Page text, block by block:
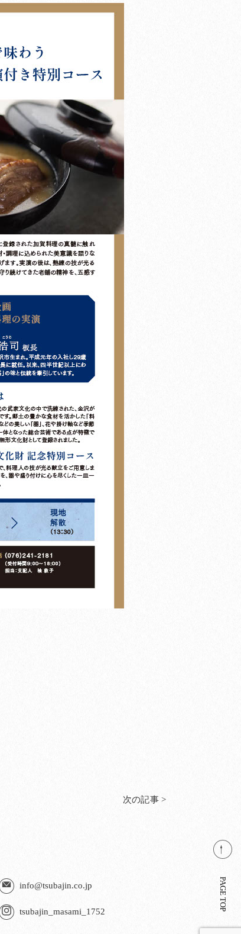
次の記事 >
PAGE TOP
info@tsubajin.co.jp
tsubajin_masami_1752